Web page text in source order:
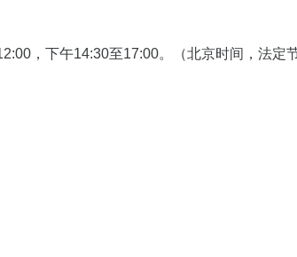
，下午14:30至17:00。（北京时间，法定